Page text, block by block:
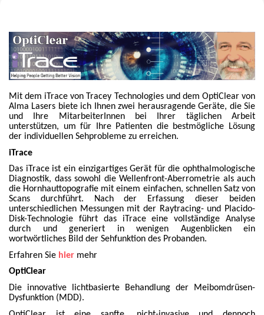
Mit dem iTrace von Tracey Technologies und dem OptiClear von
Alma Lasers biete ich Ihnen zwei herausragende Geräte, die Sie
und Ihre MitarbeiterInnen bei Ihrer täglichen Arbeit
unterstützen, um für Ihre Patienten die bestmögliche Lösung
der individuellen Sehprobleme zu erreichen.
iTrace
Das iTrace ist ein einzigartiges Gerät für die ophthalmologische
Diagnostik, dass sowohl die Wellenfront-Aberrometrie als auch
die Hornhauttopografie mit einem einfachen, schnellen Satz von
Scans durchführt. Nach der Erfassung dieser beiden
unterschiedlichen Messungen mit der Raytracing- und Placido-
Disk-Technologie führt das iTrace eine vollständige Analyse
durch und generiert in wenigen Augenblicken ein
wortwörtliches Bild der Sehfunktion des Probanden.
Erfahren Sie hier mehr
OptiClear
Die innovative lichtbasierte Behandlung der Meibomdrüsen-
Dysfunktion (MDD).